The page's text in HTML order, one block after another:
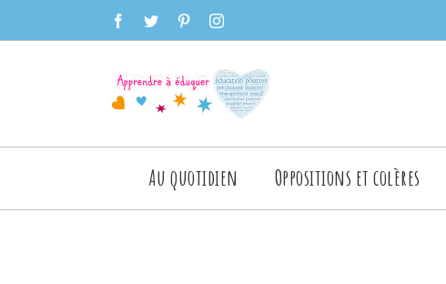
to
facebooktwitter pinterestinstagram
Rechercher
Au quotidien Oppositions et colères